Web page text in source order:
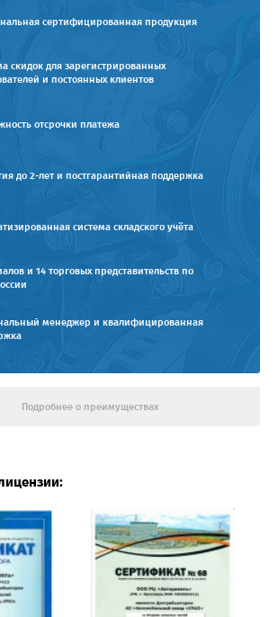
сертифицированная продукция
скидок для зарегистрированных
и постоянных клиентов
отсрочки платежа
до 2-лет и постгарантийная поддержка
система складского учёта
и 14 торговых представительств по
менеджер и квалифицированная
Подробнее о преимуществах